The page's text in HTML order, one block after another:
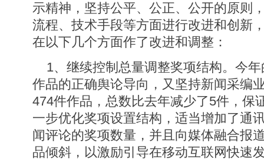
示精神，坚持公平、公正、公开的原则
流程、技术手段等方面进行改进和创新
在以下几个方面作了改进和调整：
1、继续控制总量调整奖项结构。今
作品的正确舆论导向，又坚持新闻采编
474件作品，总数比去年减少了5件，保
一步优化奖项设置结构，适当增加了通
闻评论的奖项数量，并且向媒体融合报
品倾斜，以激励引导在移动互联网快速